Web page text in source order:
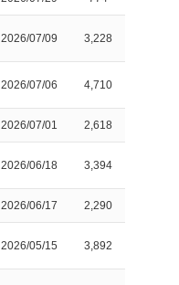
2026/07/09 3,228
2026/07/06 4,710
2026/07/01 2,618
2026/06/18 3,394
2026/06/17 2,290
2026/05/15 3,892